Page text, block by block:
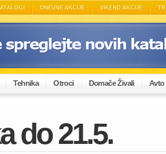
DNEVNE AKCIJE VIKEND AKCIJE
Tehnika Otroci Domače Živali Avto
do 21.5.